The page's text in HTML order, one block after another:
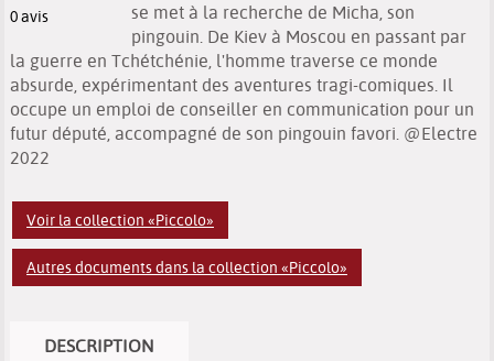
0avis
se met à la recherche de Micha, son
pingouin. De Kiev à Moscou en passant par
la guerre en Tchétchénie, l'homme traverse ce monde
absurde, expérimentant des aventures tragi-comiques. Il
occupe un emploi de conseiller en communication pour un
futur député, accompagné de son pingouin favori. @Electre
2022
Voir la collection «Piccolo»
Autres documents dans la collection «Piccolo»
DESCRIPTION